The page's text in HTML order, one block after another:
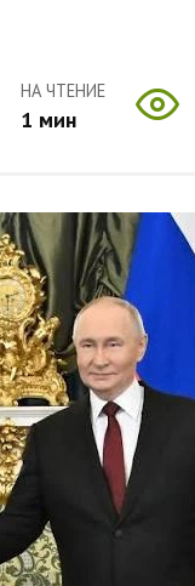
НА ЧТЕНИЕ
1 мин